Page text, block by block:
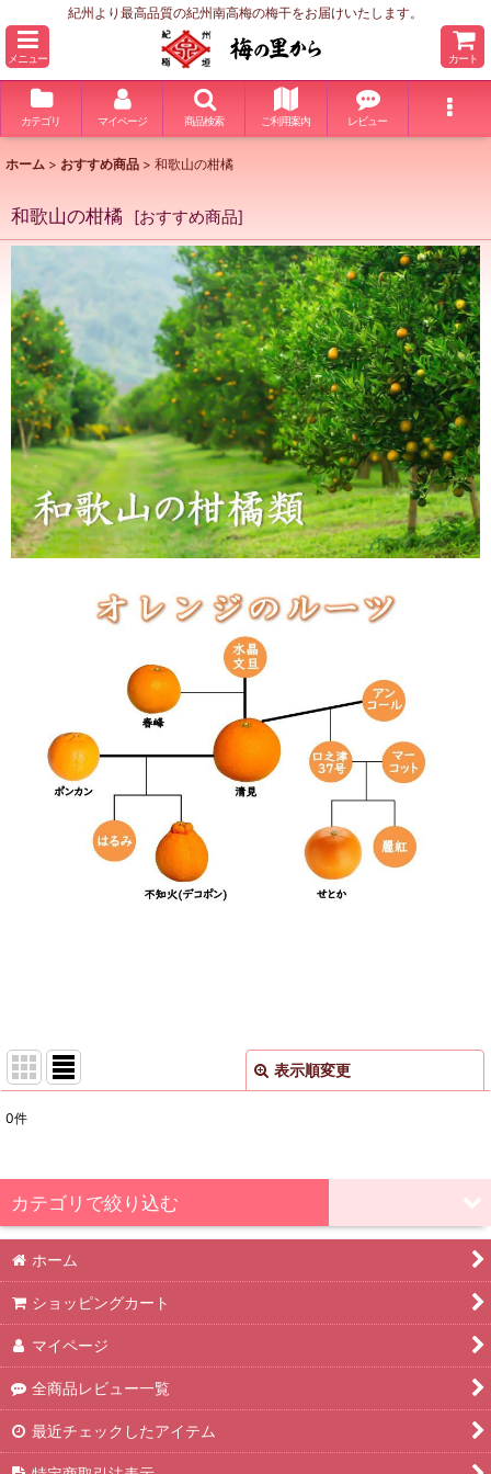
紀州より最高品質の紀州南高梅の梅干をお届けいたします。
メニュー カート
カテゴリ マイページ 商品検索 ご利用案内 レビュー
ホーム > おすすめ商品 > 和歌山の柑橘
和歌山の柑橘 [おすすめ商品]
表示順変更
表示数 :
並び順:
0件
カテゴリで絞り込む
和歌山の柑橘 (全商品)
バレンシアオレンジ
ホーム
ショッピングカート
マイページ
全商品レビュー一覧
最近チェックしたアイテム